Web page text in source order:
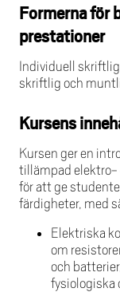
Formerna för
prestationer
Individuell
skriftlig och
Kursens
Kursen ger en
tillämpad elektro-
för att ge
färdigheter, med
Elektriska
om
och
fysiologiska